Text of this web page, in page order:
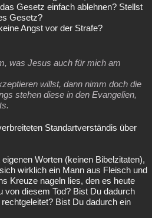
Gesetz einfach ablehnen? Stellst
Gesetz?
Angst vor der Strafe?
was Jesus auch für mich am
willst, dann nimm doch die
stehen diese in den Evangelien,
Standartverständis über
Worten (keinen Bibelzitaten),
wirklich ein Mann aus Fleisch und
Kreuze nageln lies, den es heute
von diesem Tod? Bist Du dadurch
Bist Du dadurch ein